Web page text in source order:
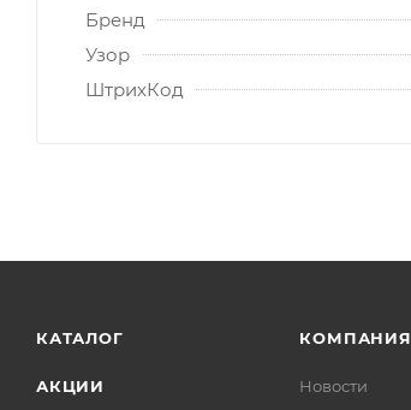
Бренд
Узор
ШтрихКод
КАТАЛОГ
АКЦИИ
КОМПАНИЯ
Новости